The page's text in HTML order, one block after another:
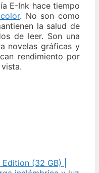
E-Ink hace tiempo
. No son como
la salud de
de leer. Son una
novelas gráficas y
rendimiento por
(32 GB) |